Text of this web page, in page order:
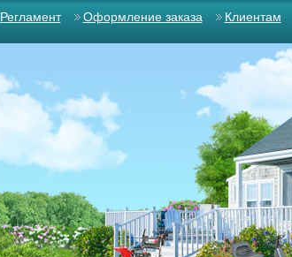
Регламент Оформление заказа Клиентам